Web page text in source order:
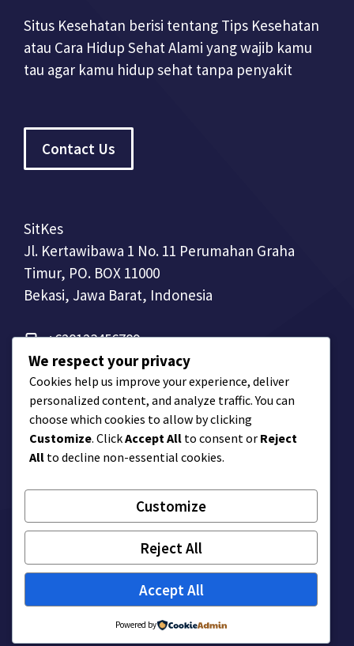
Situs Kesehatan berisi tentang Tips Kesehatan
atau Cara Hidup Sehat Alami yang wajib kamu
tau agar kamu hidup sehat tanpa penyakit
Contact Us
SitKes
Jl. Kertawibawa 1 No. 11 Perumahan Graha
Timur, PO. BOX 11000
Bekasi, Jawa Barat, Indonesia
+628123456789
Terms of Service
We respect your privacy
Cookies help us improve your experience, deliver
personalized content, and analyze traffic. You can
choose which cookies to allow by clicking
Customize. ClickAccept All to consent or Reject
All to decline non-essential cookies.
Customize
Reject All
Accept All
Powered by